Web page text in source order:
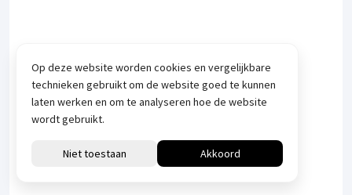
Op deze website worden cookies en vergelijkbare
technieken gebruikt om de website goed te kunnen
laten werken en om te analyseren hoe de website
wordt gebruikt.